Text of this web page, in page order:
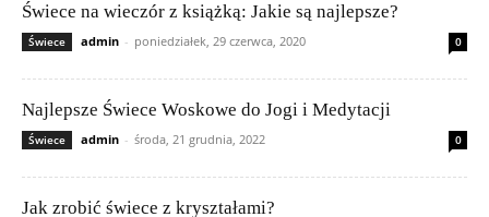
Świece na wieczór z książką: Jakie są najlepsze?
Świece admin - poniedziałek, 29 czerwca, 2020 0
Najlepsze Świece Woskowe do Jogi i Medytacji
Świece admin - środa, 21 grudnia, 2022 0
Jak zrobić świece z kryształami?